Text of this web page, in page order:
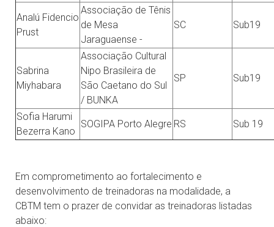
Analú Fidencio
Prust
Associação de Tênis
de Mesa
Jaraguaense -
SC Sub19
Sabrina
Miyhabara
Associação Cultural
Nipo Brasileira de
São Caetano do Sul
/ BUNKA
SP Sub19
Sofia Harumi
Bezerra Kano
SOGIPA Porto Alegre RS Sub 19
Em comprometimento ao fortalecimento e
desenvolvimento de treinadoras na modalidade, a
CBTM tem o prazer de convidar as treinadoras listadas
abaixo: